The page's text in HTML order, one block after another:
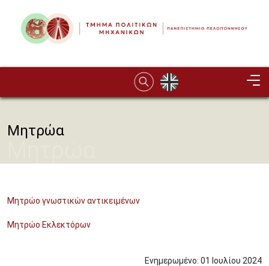
Image
Μητρώα
Μητρώo γνωστικών αντικειμένων
Μητρώο Εκλεκτόρων
Ενημερωμένο: 01 Ιουλίου 2024